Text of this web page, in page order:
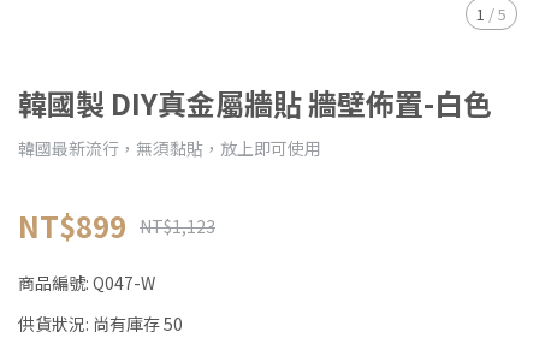
1 /5
韓國製 DIY真金屬牆貼 牆壁佈置-白色
韓國最新流行，無須黏貼，放上即可使用
NT$899 NT$1,123
商品編號: Q047-W
供貨狀況: 尚有庫存 50